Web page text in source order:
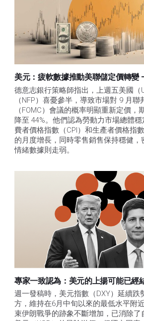
美元：疲軟數據推動美聯儲定價轉變
德意志銀行策略師指出，上週五美國（
（NFP）喜憂參半，導致市場對 9 月
（FOMC）會議的概率明顯重新定價，
降至 44%。他們認為勞動力市場總體
費者價格指數（CPI）和生產者價格指
的月度增長，同時零售銷售保持穩健，
情緒數據則走弱。
專家一致認為：美元的上揚可能已經
週一發稿時，美元指數（DXY）延續跌
方，維持在6月中旬以來的最低水平附
束伊朗戰爭的跡象不斷增加，已消除了